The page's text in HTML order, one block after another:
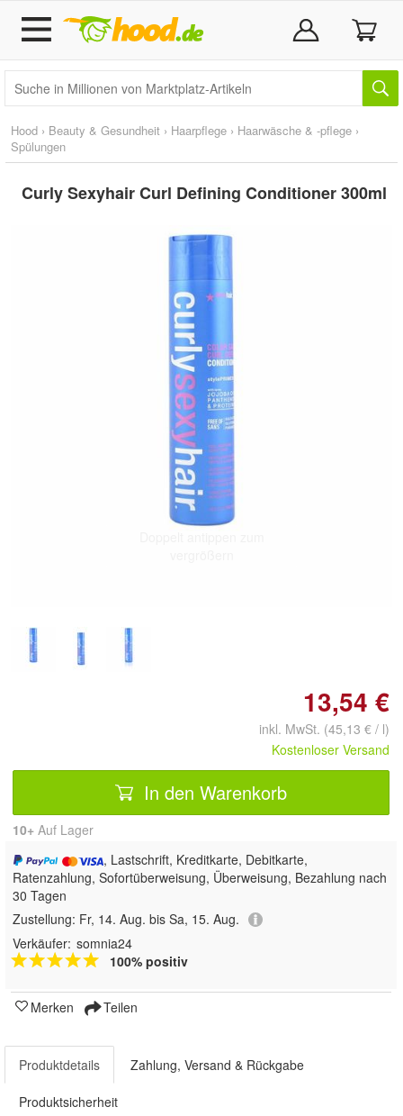
Hood › Beauty & Gesundheit › Haarpflege › Haarwäsche & -pflege ›
Spülungen
Curly Sexyhair Curl Defining Conditioner 300ml
13,54 €
inkl. MwSt. (45,13 € / l)
Kostenloser Versand
In den Warenkorb
10+ Auf Lager
, Lastschrift, Kreditkarte, Debitkarte,
Ratenzahlung, Sofortüberweisung, Überweisung, Bezahlung nach
30 Tagen
Zustellung: Fr, 14. Aug. bis Sa, 15. Aug.
Verkäufer: somnia24
100% positiv
Merken Teilen
Produktdetails Zahlung, Versand & Rückgabe
Produktsicherheit